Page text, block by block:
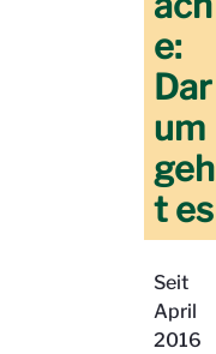
e:
Dar
um
geh
t es
Seit
April
2016